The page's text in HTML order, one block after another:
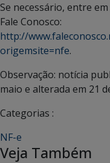
Se necessário, entre
Fale Conosco:
http://
origemsite=nfe.
Observação: notícia
maio e alterada em 21
Categorias :
NF-e
Veja Também